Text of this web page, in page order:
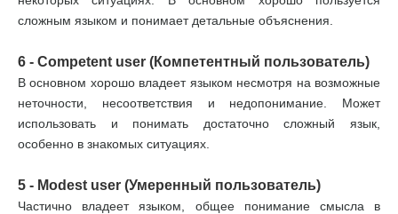
сложным языком и понимает детальные объяснения.
6 - Competent user (Компетентный пользователь)
В основном хорошо владеет языком несмотря на возможные
неточности, несоответствия и недопонимание. Может
использовать и понимать достаточно сложный язык,
особенно в знакомых ситуациях.
5 - Modest user (Умеренный пользователь)
Частично владеет языком, общее понимание смысла в